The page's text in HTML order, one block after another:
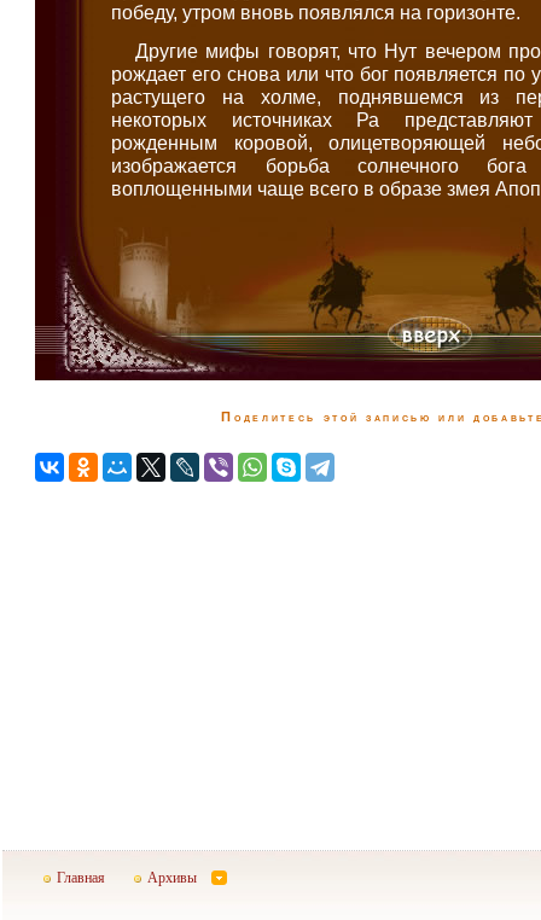
победу, утром вновь появлялся на горизонте.
Другие мифы говорят, что Нут вечером
рождает его снова или что бог появляется по
растущего на холме, поднявшемся из
некоторых источниках Ра
рожденным коровой, олицетворяющей
изображается борьба солнечного
воплощенными чаще всего в образе змея
Поделитесь этой записью или
Главная Архивы